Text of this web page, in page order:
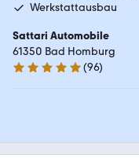
Werkstattausbau
Sattari Automobile
61350 Bad Homburg
4.9 Sterne
(96)